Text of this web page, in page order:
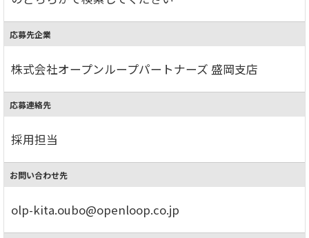
応募先企業
株式会社オープンループパートナーズ 盛岡支店
応募連絡先
採用担当
お問い合わせ先
olp-kita.oubo@openloop.co.jp